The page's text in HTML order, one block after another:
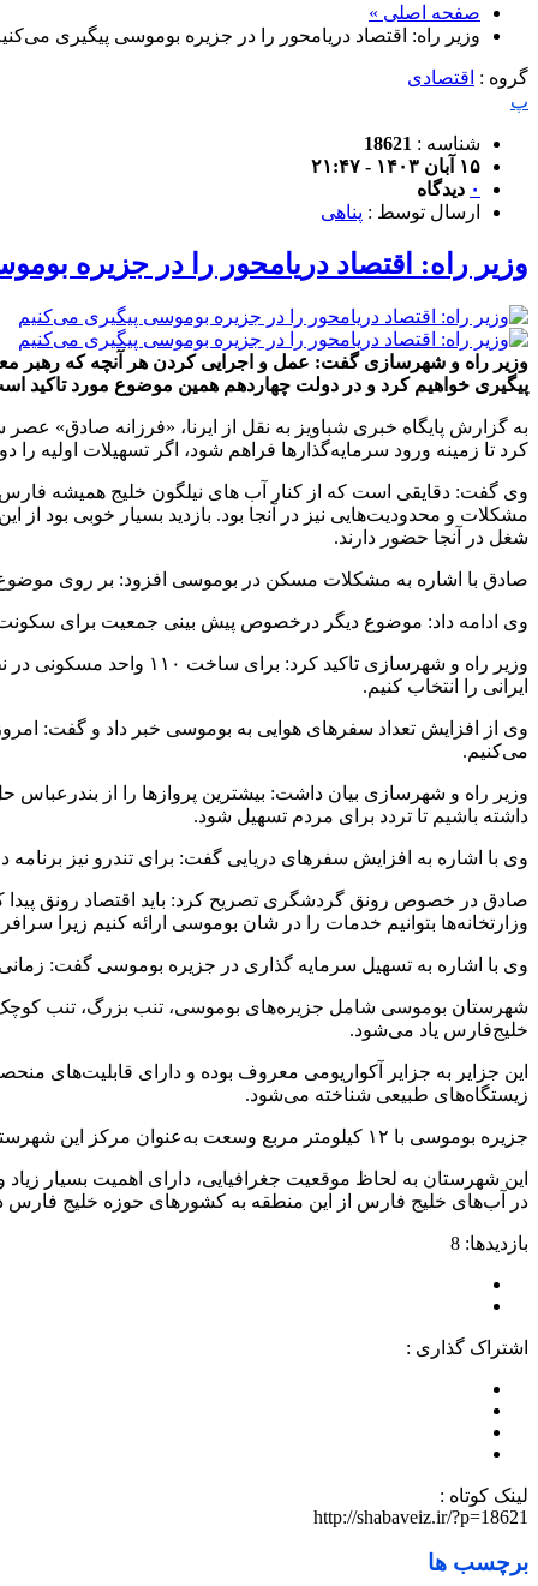
صفحه اصلی »
وزیر راه: اقتصاد دریامحور را در جزیره بوموسی پیگیری
گروه : اقتصادی
پ
شناسه : 18621
۱۵ آبان ۱۴۰۳ - ۲۱:۴۷
۰ دیدگاه
ارسال توسط : پناهی
وزیر راه: اقتصاد دریامحور را در جزیره
وزیر راه و شهرسازی گفت: عمل و اجرایی کردن هر آنچه که رهبر
پیگیری خواهیم کرد و در دولت چهاردهم همین موضوع مورد تاکید
کرد تا زمینه ورود سرمایه‌گذارها فراهم شود، اگر تسهیلات
وی گفت: دقایقی است که از کنار آب های نیلگون خلیج همیشه
مشکلات و محدودیت‌هایی نیز در آنجا بود. بازدید بسیار خوبی بود
شغل در آنجا حضور دارند.
صادق با اشاره به مشکلات مسکن در بوموسی افزود: بر روی موضوع
وی ادامه داد: موضوع دیگر درخصوص پیش بینی جمعیت برای سکونت افرادی است که دل در گرو این
وزیر راه و شهرسازی
ایرانی را انتخاب کنیم.
می‌کنیم.
وزیر راه و شهرسازی بیان داشت: بیشترین پروازها را از
داشته باشیم تا تردد برای مردم تسهیل شود.
وی با اشاره به افزایش سفرهای دریایی گفت: برای تندرو نیز برنامه
صادق در خصوص رونق گردشگری تصریح کرد: باید اقتصاد رونق پیدا
وزارتخانه‌ها بتوانیم خدمات را در شان بوموسی ارائه کنیم زیرا
وی با اشاره به تسهیل سرمایه گذاری در جزیره بوموسی گفت:
شهرستان بوموسی شامل جزیره‌های بوموسی، تنب بزرگ، تنب
خلیج‌فارس یاد می‌شود.
این جزایر به جزایر آکواریومی معروف بوده و دارای قابلیت‌های
زیستگاه‌های طبیعی شناخته می‌شود.
جزیره بوموسی با ۱۲ کیلومتر مربع وسعت به‌عنوان مرکز این شهرستان در آب‌های خلیج‌فارس و در فاصله ۷۵ کیلومتری بندرلنگه و ۵۷ کیلومتری شرق جزیره سیری واقع شده است.
این شهرستان به لحاظ موقعیت جغرافیایی، دارای اهمیت بسیار
در آب‌های خلیج فارس از این منطقه به کشورهای حوزه خلیج فارس
بازدیدها: 8
اشتراک گذاری :
لینک کوتاه :
http://shabaveiz.ir/?p=18621
برچسب ها